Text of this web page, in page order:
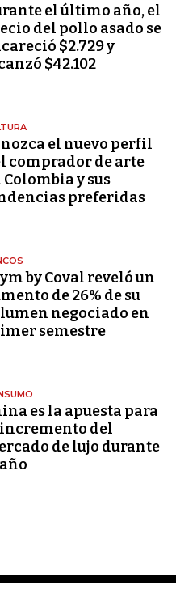
el último año, el
del pollo asado se
$2.729 y
$42.102
el nuevo perfil
comprador de arte
Colombia y sus
preferidas
by Coval reveló un
de 26% de su
negociado en
semestre
es la apuesta para
del
de lujo durante